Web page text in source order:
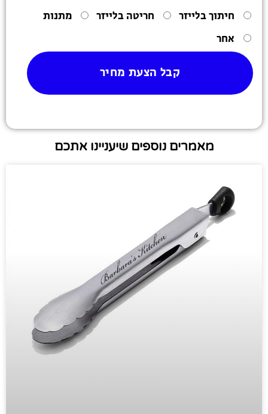
חיתוך בלייזר
חריטה בלייזר
מתנות
אחר
קבל הצעת מחיר
מאמרים נוספים שיעניינו אתכם